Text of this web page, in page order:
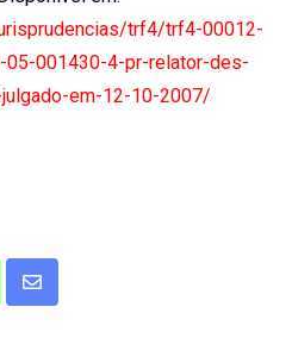
trf4/trf4-00012-
001430-4-pr-relator-des-
em-12-10-2007/
Share